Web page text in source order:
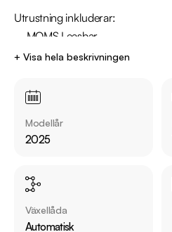
Utrustning inkluderar:
  - Quattro / Fyrhjulsdrift
+ Visa hela beskrivningen
Modellår
2025
Växellåda
Automatisk